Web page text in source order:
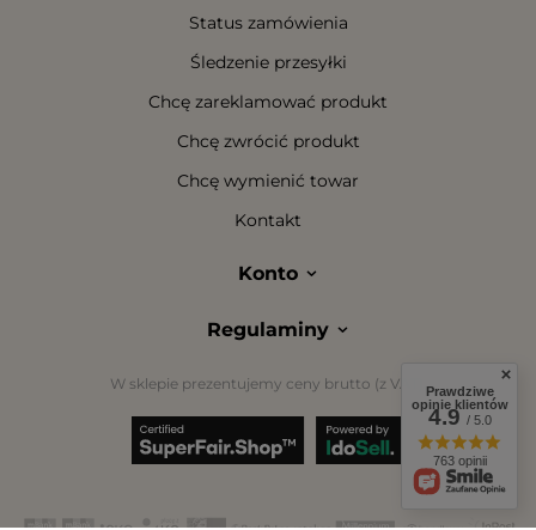
Status zamówienia
Śledzenie przesyłki
Chcę zareklamować produkt
Chcę zwrócić produkt
Chcę wymienić towar
Kontakt
Konto
Regulaminy
W sklepie prezentujemy ceny brutto (z VAT).Prawdziwe
opinie klientów
4.9/ 5.0
763 opinii